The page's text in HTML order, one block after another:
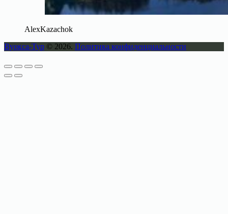
AlexKazachok
Вуокса-Тур © 2026. Политика конфиденциальности